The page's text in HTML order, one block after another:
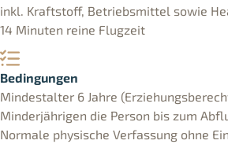
inkl. Kraftstoff, Betriebsmittel sowie
14 Minuten reine Flugzeit
Bedingungen
Mindestalter 6 Jahre
Minderjährigen die Person bis zum
Normale physische Verfassung ohne